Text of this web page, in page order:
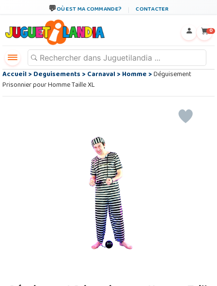
OÙ EST MA COMMANDE? CONTACTER
0
Accueil>Deguisements>Carnaval>Homme>Déguisement
Prisonnier pour Homme Taille XL